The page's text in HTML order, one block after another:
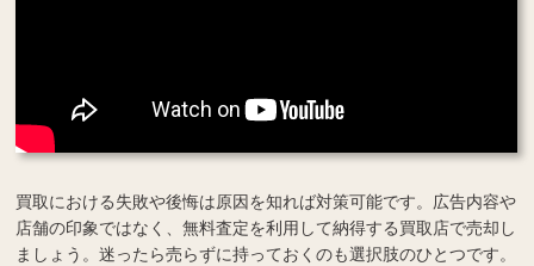
買取における失敗や後悔は原因を知れば対策可能です。広告内容や
店舗の印象ではなく、無料査定を利用して納得する買取店で売却し
ましょう。迷ったら売らずに持っておくのも選択肢のひとつです。